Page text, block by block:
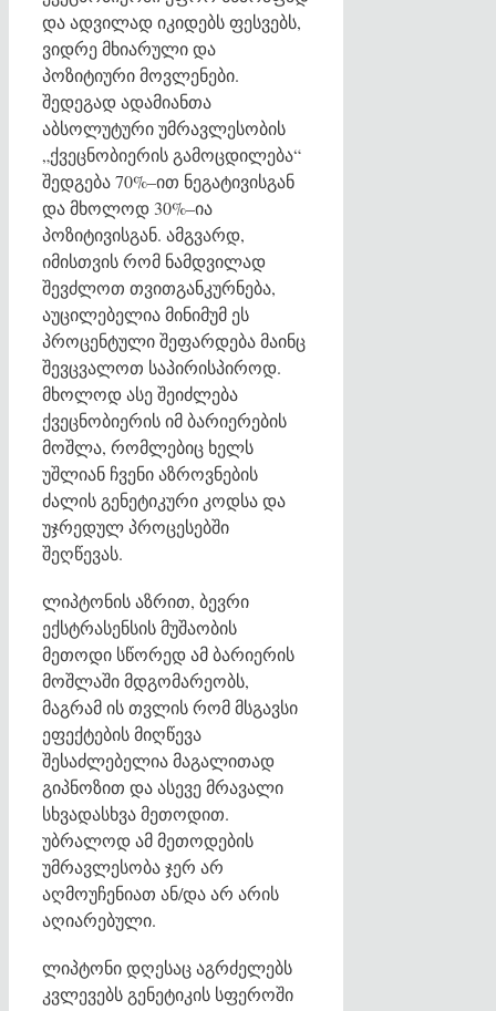
და ადვილად იკიდებს ფესვებს,
ვიდრე მხიარული და
პოზიტიური მოვლენები.
შედეგად ადამიანთა
აბსოლუტური უმრავლესობის
„ქვეცნობიერის გამოცდილება“
შედგება 70%–ით ნეგატივისგან
და მხოლოდ 30%–ია
პოზიტივისგან. ამგვარდ,
იმისთვის რომ ნამდვილად
შევძლოთ თვითგანკურნება,
აუცილებელია მინიმუმ ეს
პროცენტული შეფარდება მაინც
შევცვალოთ საპირისპიროდ.
მხოლოდ ასე შეიძლება
ქვეცნობიერის იმ ბარიერების
მოშლა, რომლებიც ხელს
უშლიან ჩვენი აზროვნების
ძალის გენეტიკური კოდსა და
უჯრედულ პროცესებში
შეღწევას.
ლიპტონის აზრით, ბევრი
ექსტრასენსის მუშაობის
მეთოდი სწორედ ამ ბარიერის
მოშლაში მდგომარეობს,
მაგრამ ის თვლის რომ მსგავსი
ეფექტების მიღწევა
შესაძლებელია მაგალითად
გიპნოზით და ასევე მრავალი
სხვადასხვა მეთოდით.
უბრალოდ ამ მეთოდების
უმრავლესობა ჯერ არ
აღმოუჩენიათ ან/და არ არის
აღიარებული.
ლიპტონი დღესაც აგრძელებს
კვლევებს გენეტიკის სფეროში